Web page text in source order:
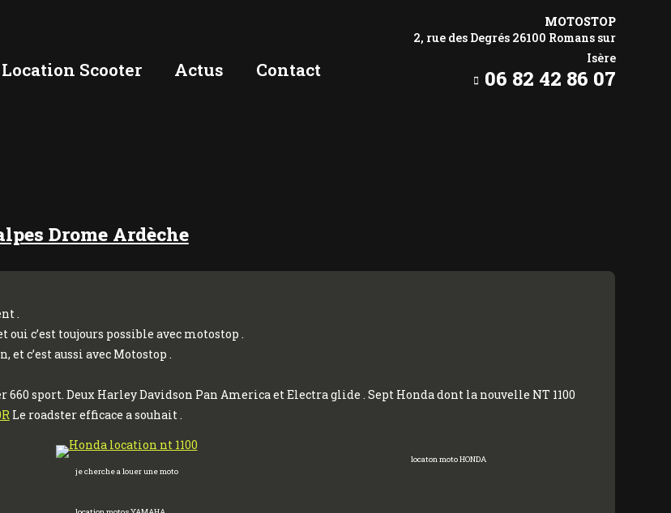
Location Scooter Actus Contact
MOTOSTOP
2, rue des Degrés 26100 Romans sur
Isère
06 82 42 86 07
Drome Ardèche
.
c’est toujours possible avec motostop .
c’est aussi avec Motostop .
660 sport. Deux Harley Davidson Pan America et Electra glide . Sept Honda dont la nouvelle NT 1100
Le roadster efficace a souhait .
je cherche a louer une moto
locaton moto HONDA